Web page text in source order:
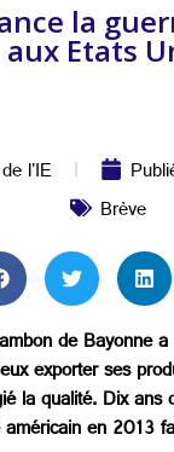
la
aux Etats
l'IE
Brève
de Bayonne a
exporter ses
la qualité. Dix
américain en 2013